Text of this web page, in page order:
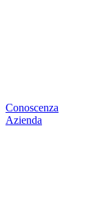
Conoscenza
Azienda